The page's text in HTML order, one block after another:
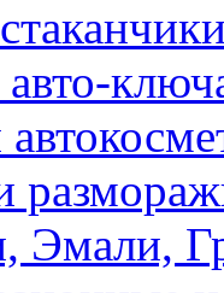
Эмали,